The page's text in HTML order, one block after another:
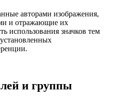
авторами изображения,
и отражающие их
использования значков тем
и группы